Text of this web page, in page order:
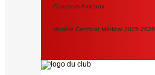
Concours Amicaux
Modèle Certificat Médical 2025-2026